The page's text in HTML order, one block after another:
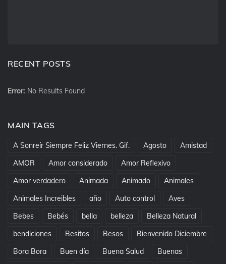
RECENT POSTS
Error: No Results Found
MAIN TAGS
A Sonreír Siempre Feliz Viernes. Gif. Agosto
Amistad
AMOR
Amor considerado
Amor Reflexivo
Amor verdadero
Animada Animado
Animales
Animales Increibles
año Auto control
Aves
Bebes
Bebés bella belleza
Belleza Natural
bendiciones
Besitos Besos
Bienvenido Diciembre
Bora Bora
Buen día Buena Salud
Buenas